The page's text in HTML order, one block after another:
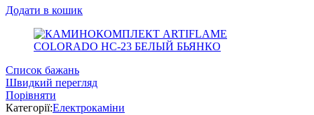
Додати в кошик
Список бажань
Швидкий перегляд
Порівняти
Категорії:Електрокаміни